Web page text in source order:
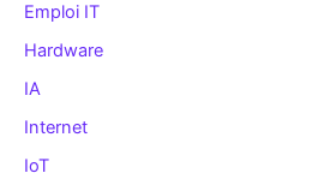
Emploi IT
Hardware
IA
Internet
IoT